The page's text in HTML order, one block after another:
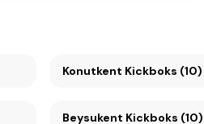
Konutkent Kickboks (10)
Beysukent Kickboks (10)